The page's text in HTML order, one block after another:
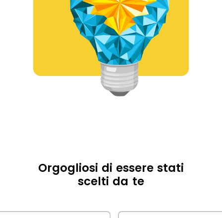
Orgogliosi di essere stati
scelti da te